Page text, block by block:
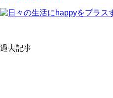
過去記事